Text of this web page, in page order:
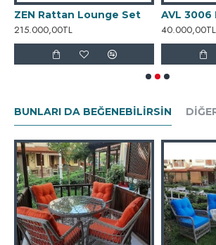
ZEN Rattan Lounge Set
215.000,00TL 40.000,00TL
BUNLARI DA BEĞENEBILIRSIN